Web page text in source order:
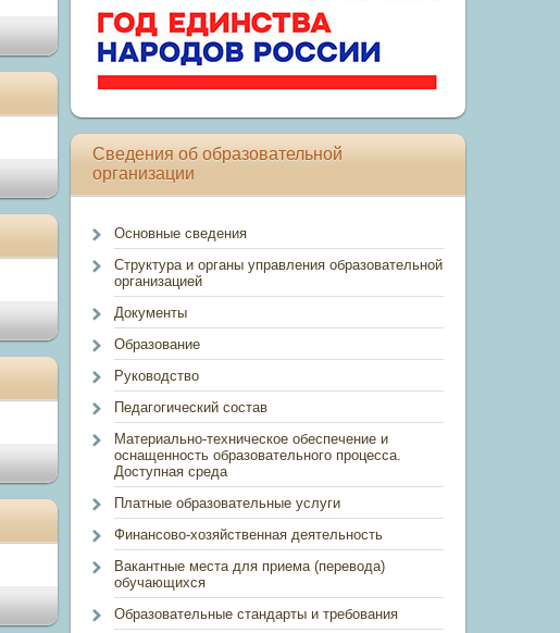
Сведения об образовательной
организации
Основные сведения
Структура и органы управления образовательной
организацией
Документы
Образование
Руководство
Педагогический состав
Материально-техническое обеспечение и
оснащенность образовательного процесса.
Доступная среда
Платные образовательные услуги
Финансово-хозяйственная деятельность
Вакантные места для приема (перевода)
обучающихся
Образовательные стандарты и требования